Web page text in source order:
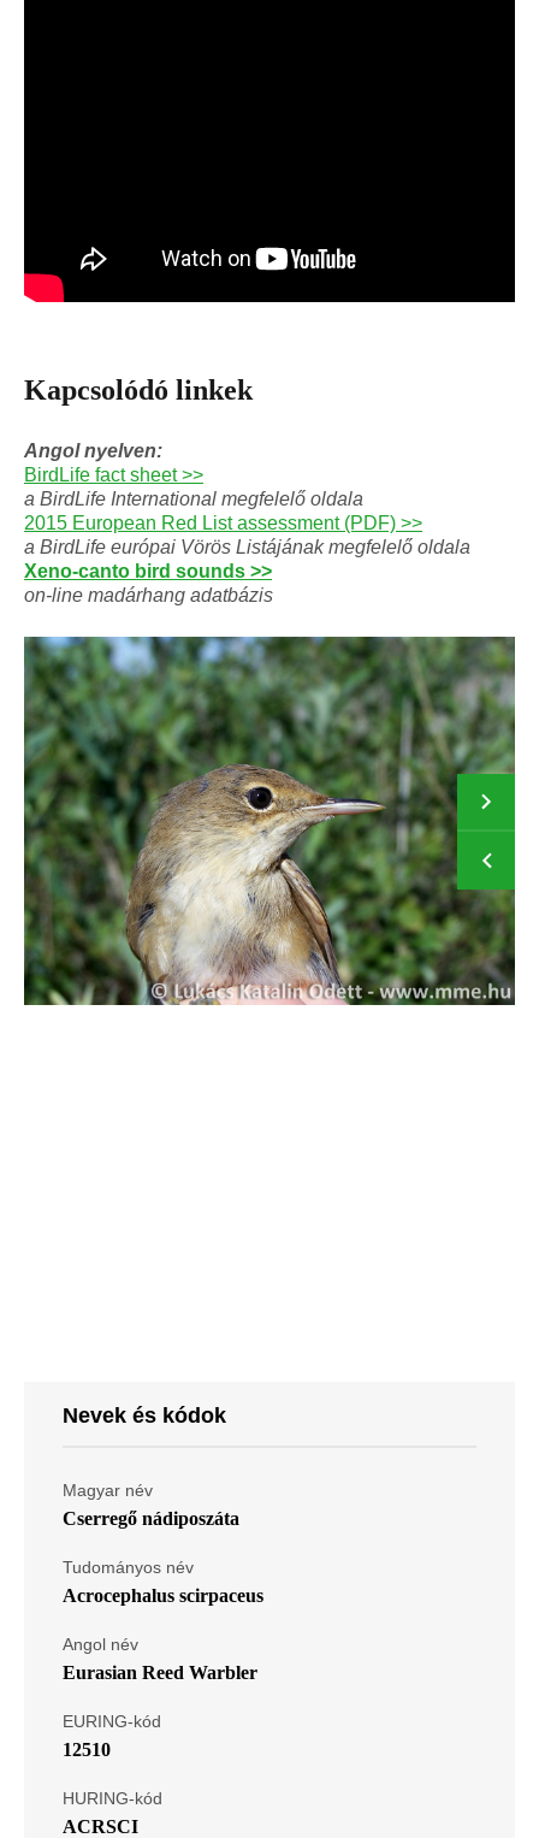
Kapcsolódó linkek
Angol nyelven:
BirdLife fact sheet >>
a BirdLife International megfelelő oldala
2015 European Red List assessment (PDF) >>
a BirdLife európai Vörös Listájának megfelelő oldala
Xeno-canto bird sounds >>
on-line madárhang adatbázis
Nevek és kódok
Magyar név
Cserregő nádiposzáta
Tudományos név
Acrocephalus scirpaceus
Angol név
Eurasian Reed Warbler
EURING-kód
12510
HURING-kód
ACRSCI